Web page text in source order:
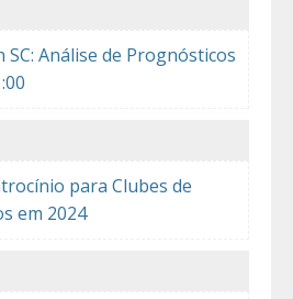
SC: Análise de Prognósticos
para Clubes de
em 2024